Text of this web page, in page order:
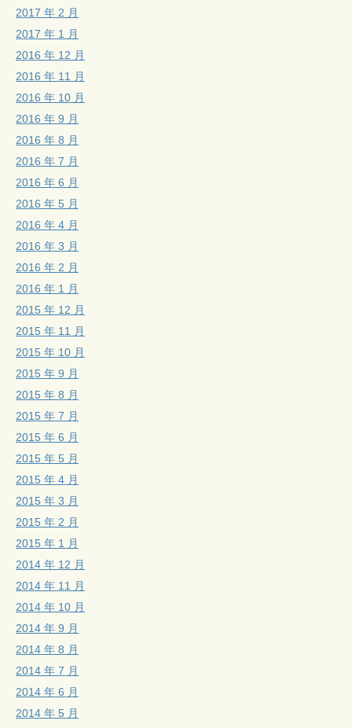
2017 年 2 月
2017 年 1 月
2016 年 12 月
2016 年 11 月
2016 年 10 月
2016 年 9 月
2016 年 8 月
2016 年 7 月
2016 年 6 月
2016 年 5 月
2016 年 4 月
2016 年 3 月
2016 年 2 月
2016 年 1 月
2015 年 12 月
2015 年 11 月
2015 年 10 月
2015 年 9 月
2015 年 8 月
2015 年 7 月
2015 年 6 月
2015 年 5 月
2015 年 4 月
2015 年 3 月
2015 年 2 月
2015 年 1 月
2014 年 12 月
2014 年 11 月
2014 年 10 月
2014 年 9 月
2014 年 8 月
2014 年 7 月
2014 年 6 月
2014 年 5 月